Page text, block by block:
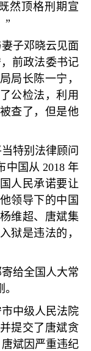
然顶格刑期宣
”
子邓晓云见面
前政法委书记
局长陈一宁，
公检法，利用
查了，但是他
特别法律顾问
中国从 2018年
人民承诺要让
领导下的中国
维超、唐斌集
狱是违法的，
给全国人大常
中级人民法院
提交了唐斌贪
唐斌因严重违纪